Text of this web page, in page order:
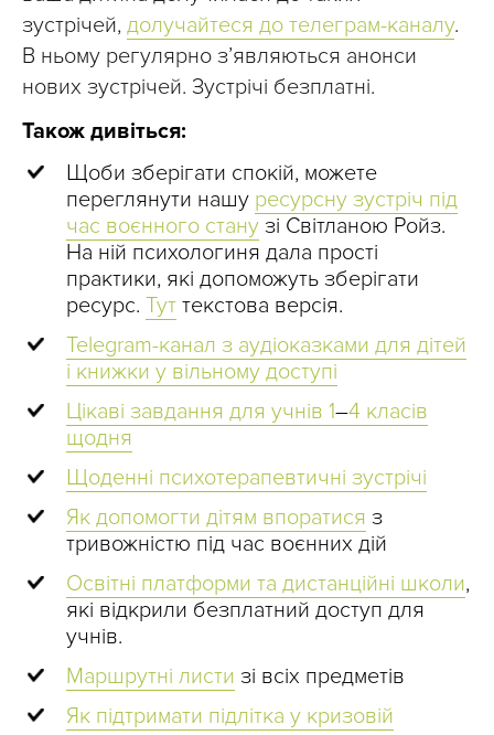
зустрічей, долучайтеся до телеграм-каналу.
В ньому регулярно зʼявляються анонси
нових зустрічей. Зустрічі безплатні.
Також дивіться:
Щоби зберігати спокій, можете
переглянути нашу ресурсну зустріч під
час воєнного стану зі Світланою Ройз.
На ній психологиня дала прості
практики, які допоможуть зберігати
ресурс. Тут текстова версія.
Telegram-канал з аудіоказками для дітей
і книжки у вільному доступі
Цікаві завдання для учнів 1–4 класів
щодня
Щоденні психотерапевтичні зустрічі
Як допомогти дітям впоратися з
тривожністю під час воєнних дій
Освітні платформи та дистанційні школи,
які відкрили безплатний доступ для
учнів.
Маршрутні листи зі всіх предметів
Як підтримати підлітка у кризовій